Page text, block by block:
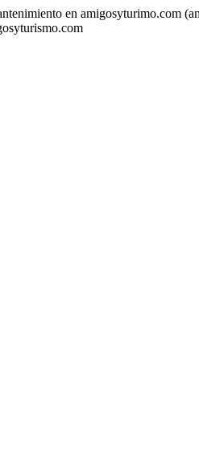
en amigosyturimo.com